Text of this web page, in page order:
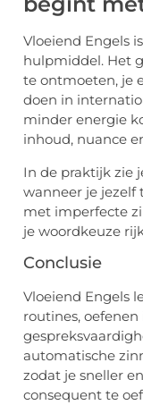
Vloeiend Engels
hulpmiddel. Het
te ontmoeten, je
doen in
minder energie
inhoud, nuance
In de praktijk zie
wanneer je jezelf
met imperfecte
je woordkeuze
Conclusie
Vloeiend Engels
routines,
automatische
zodat je sneller
consequent te